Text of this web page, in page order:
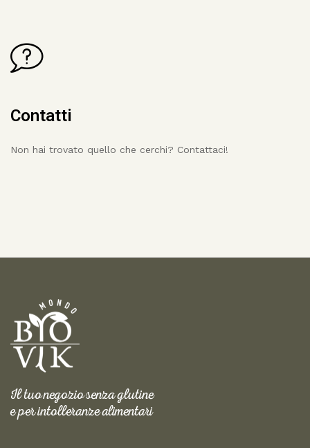
Contatti
Non hai trovato quello che cerchi? Contattaci!
Il tuo negozio senza glutine
e per intolleranze alimentari